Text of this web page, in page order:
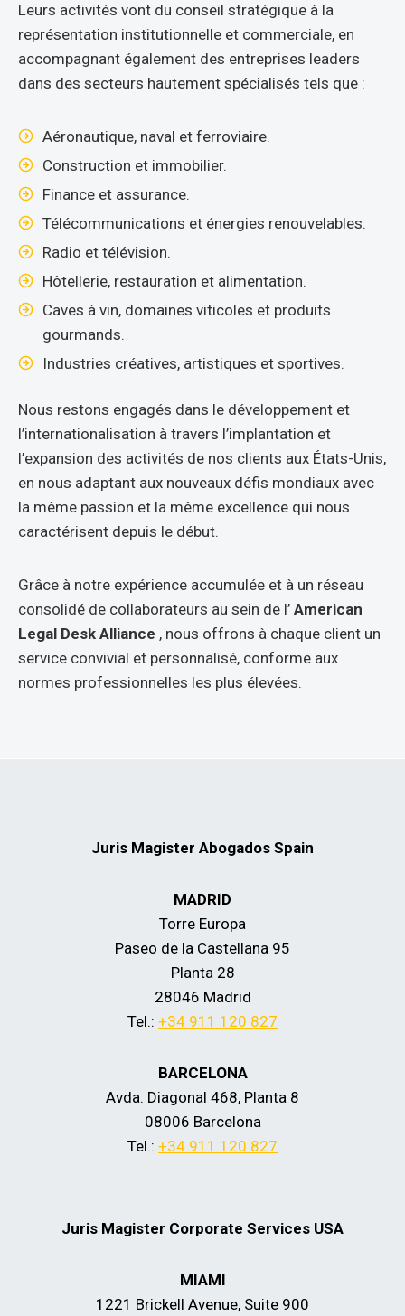
Leurs activités vont du conseil stratégique à la
représentation institutionnelle et commerciale, en
accompagnant également des entreprises leaders
dans des secteurs hautement spécialisés tels que :
Aéronautique, naval et ferroviaire.
Construction et immobilier.
Finance et assurance.
Télécommunications et énergies renouvelables.
Radio et télévision.
Hôtellerie, restauration et alimentation.
Caves à vin, domaines viticoles et produits
gourmands.
Industries créatives, artistiques et sportives.
Nous restons engagés dans le développement et
l’internationalisation à travers l’implantation et
l’expansion des activités de nos clients aux États-Unis,
en nous adaptant aux nouveaux défis mondiaux avec
la même passion et la même excellence qui nous
caractérisent depuis le début.
Grâce à notre expérience accumulée et à un réseau
consolidé de collaborateurs au sein de l’ American
Legal Desk Alliance , nous offrons à chaque client un
service convivial et personnalisé, conforme aux
normes professionnelles les plus élevées.
Juris Magister Abogados Spain
MADRID
Torre Europa
Paseo de la Castellana 95
Planta 28
28046 Madrid
Tel.: +34 911 120 827
BARCELONA
Avda. Diagonal 468, Planta 8
08006 Barcelona
Tel.: +34 911 120 827
Juris Magister Corporate Services USA
MIAMI
1221 Brickell Avenue, Suite 900